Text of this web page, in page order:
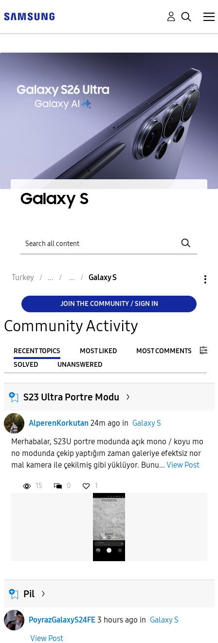
Galaxy S
Turkey Galaxy S
JOIN THE COMMUNITY / SIGN IN
Community Activity
RECENT TOPICS MOST LIKED
MOST COMMENTS
SOLVED
UNANSWERED
FILTER:
From
To
APPLY
S23 Ultra Portre Modu
AlperenKorkutan 24m ago in Galaxy S
Merhabalar, S23U portre modunda açık mono / koyu mo
no modunda çekip yaptığım zaman galeriye efektsiz nor
mal kamera ile çekilmiş gibi yüklüyor. Bunu... View Post
15 0 1
Pil
PoyrazGalaxyS24FE 3 hours ago in Galaxy S
View Post